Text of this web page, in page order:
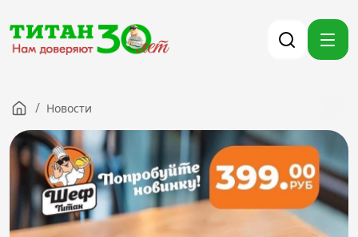
Компания
Партнерам
Тендеры
Вакансии
Новости
/ Новости